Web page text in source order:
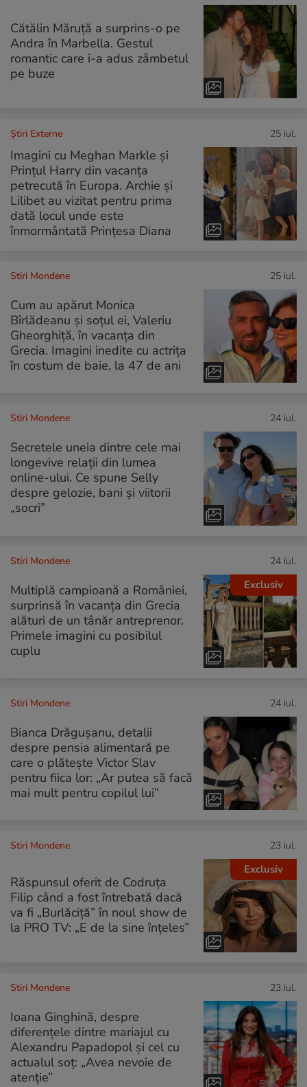
Cătălin Măruță a surprins-o pe
Andra în Marbella. Gestul
romantic care i-a adus zâmbetul
pe buze
Știri Externe 25 iul.
Imagini cu Meghan Markle și
Prințul Harry din vacanța
petrecută în Europa. Archie și
Lilibet au vizitat pentru prima
dată locul unde este
înmormântată Prințesa Diana
Stiri Mondene 25 iul.
Cum au apărut Monica
Bîrlădeanu și soțul ei, Valeriu
Gheorghiță, în vacanța din
Grecia. Imagini inedite cu actrița
în costum de baie, la 47 de ani
Stiri Mondene 24 iul.
Secretele uneia dintre cele mai
longevive relații din lumea
online-ului. Ce spune Selly
despre gelozie, bani și viitorii
„socri”
Exclusiv
Stiri Mondene 24 iul.
Multiplă campioană a României,
surprinsă în vacanța din Grecia
alături de un tânăr antreprenor.
Primele imagini cu posibilul
cuplu
Stiri Mondene 24 iul.
Bianca Drăgușanu, detalii
despre pensia alimentară pe
care o plătește Victor Slav
pentru fiica lor: „Ar putea să facă
mai mult pentru copilul lui”
Exclusiv
Stiri Mondene 23 iul.
Răspunsul oferit de Codruța
Filip când a fost întrebată dacă
va fi „Burlăciță” în noul show de
la PRO TV: „E de la sine înțeles”
Stiri Mondene 23 iul.
Ioana Ginghină, despre
diferențele dintre mariajul cu
Alexandru Papadopol și cel cu
actualul soț: „Avea nevoie de
atenție”